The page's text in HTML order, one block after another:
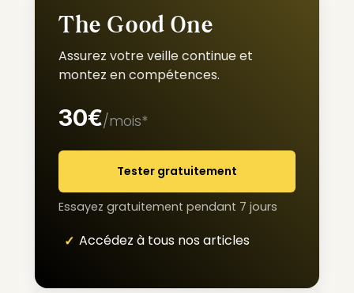
The Good One
Assurez votre veille continue et
montez en compétences.
30€/mois*
Tester gratuitement
Essayez gratuitement pendant 7 jours
Accédez à tous nos articles